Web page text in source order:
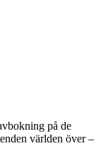
på de
världen över –